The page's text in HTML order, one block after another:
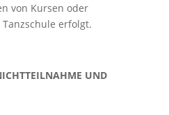
von Kursen oder
erfolgt.
UND